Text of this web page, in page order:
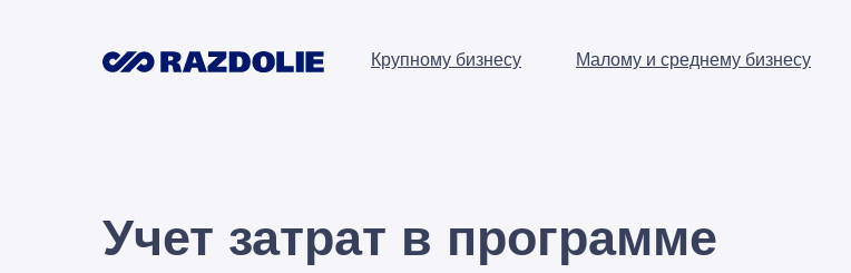
Крупному бизнесу Малому и среднему бизнесу
Учет затрат в программе